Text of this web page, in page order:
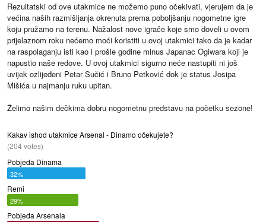
Rezultatski od ove utakmice ne možemo puno očekivati, vjerujem da je
većina naših razmišljanja okrenuta prema poboljšanju nogometne igre
koju pružamo na terenu. Nažalost nove igrače koje smo doveli u ovom
prijelaznom roku nećemo moći koristiti u ovoj utakmici tako da je kadar
na raspolaganju isti kao i prošle godine minus Japanac Ogiwara koji je
napustio naše redove. U ovoj utakmici sigurno neće nastupiti ni još
uvijek ozlijeđeni Petar Sučić i Bruno Petković dok je status Josipa
Mišića u najmanju ruku upitan.
Želimo našim dečkima dobru nogometnu predstavu na početku sezone!
Kakav ishod utakmice Arsenal - Dinamo očekujete?
(204 votes)
Pobjeda Dinama
32%
Remi
29%
Pobjeda Arsenala